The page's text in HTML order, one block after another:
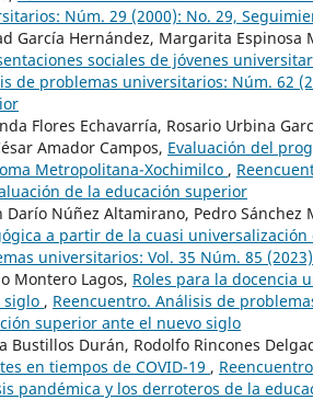
Núm. 29 (2000): No. 29,
García Hernández, Margarita Espinosa
sociales de jóvenes
de problemas universitarios: Núm. 62
Flores Echavarría, Rosario Urbina
Amador Campos, Evaluación del
Metropolitana-Xochimilco ,
de la educación superior
Darío Núñez Altamirano, Pedro Sánchez
a partir de la cuasi
universitarios: Vol. 35 Núm. 85
Montero Lagos, Roles para la docencia
siglo , Reencuentro. Análisis de
superior ante el nuevo siglo
Bustillos Durán, Rodolfo Rincones
en tiempos de COVID-19 ,
pandémica y los derroteros de la